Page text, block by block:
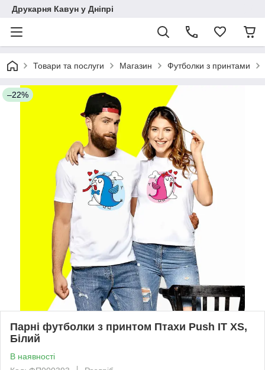
Друкарня Кавун у Дніпрі
Товари та послуги Магазин Футболки з принтами
–22%
Парні футболки з принтом Птахи Push IT XS,
Білий
В наявності